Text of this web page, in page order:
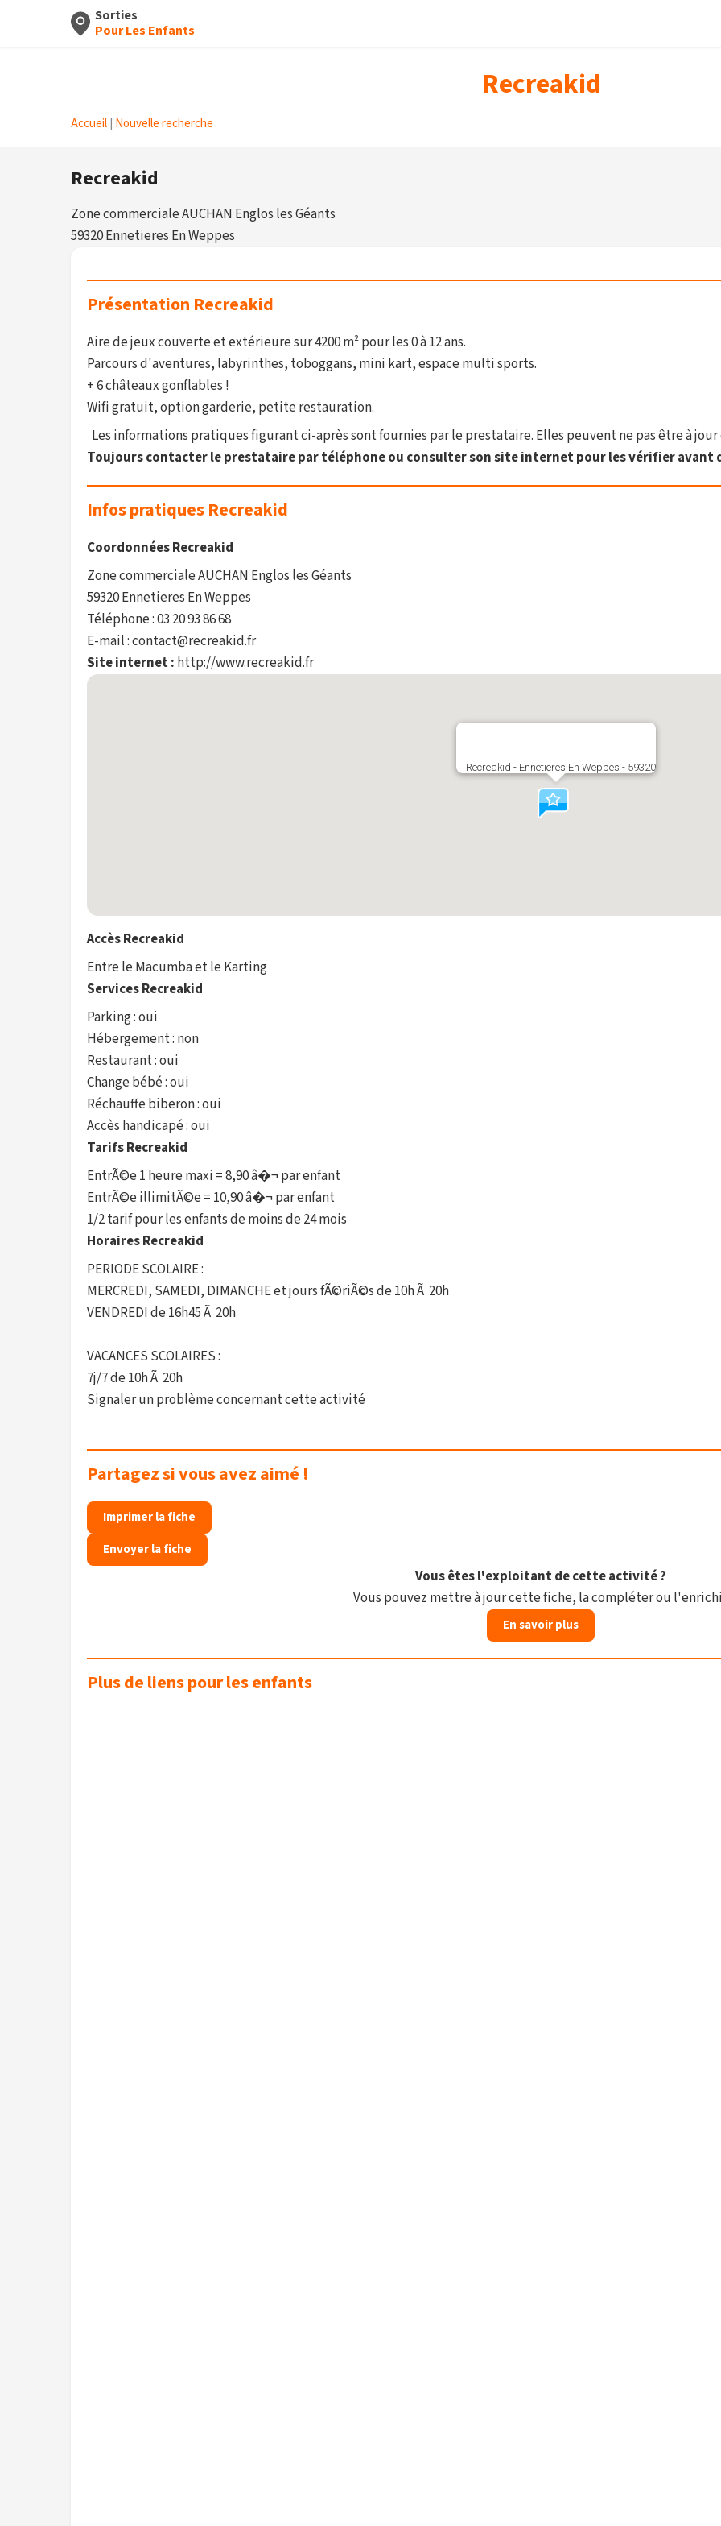
Sorties
Pour Les Enfants
Recreakid
Accueil Nouvelle recherche
Recreakid
Zone commerciale AUCHAN Englos les Géants
59320 Ennetieres En Weppes
Présentation Recreakid
Aire de jeux couverte et extérieure sur 4200 m² pour les 0 à 12 ans.
Parcours d'aventures, labyrinthes, toboggans, mini kart, espace multi sports.
+ 6 châteaux gonflables !
Wifi gratuit, option garderie, petite restauration.
Les informations pratiques figurant ci-après sont fournies par le prestataire. Elles peuvent ne pas être à
Toujours contacter le prestataire par téléphone ou consulter son site internet pour les vérifier avant
Infos pratiques Recreakid
Coordonnées Recreakid
Zone commerciale AUCHAN Englos les Géants
59320 Ennetieres En Weppes
Téléphone : 03 20 93 86 68
E-mail : contact@recreakid.fr
Site internet : http://www.recreakid.fr
Recreakid - Ennetieres En Weppes - 59320
Accès Recreakid
Entre le Macumba et le Karting
Services Recreakid
Parking : oui
Hébergement : non
Restaurant : oui
Change bébé : oui
Réchauffe biberon : oui
Accès handicapé : oui
Tarifs Recreakid
EntrÃ©e 1 heure maxi = 8,90 â�¬ par enfant
EntrÃ©e illimitÃ©e = 10,90 â�¬ par enfant
1/2 tarif pour les enfants de moins de 24 mois
Horaires Recreakid
PERIODE SCOLAIRE :
MERCREDI, SAMEDI, DIMANCHE et jours fÃ©riÃ©s de 10h Ã 20h
VENDREDI de 16h45 Ã 20h
VACANCES SCOLAIRES :
7j/7 de 10h Ã 20h
Signaler un problème concernant cette activité
Partagez si vous avez aimé !
Imprimer la fiche
Envoyer la fiche
Vous êtes l'exploitant de cette activité ?
Vous pouvez mettre à jour cette fiche, la compléter ou
En savoir plus
Plus de liens pour les enfants